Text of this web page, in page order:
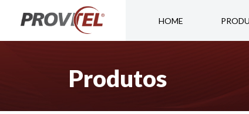
HOME
Produtos